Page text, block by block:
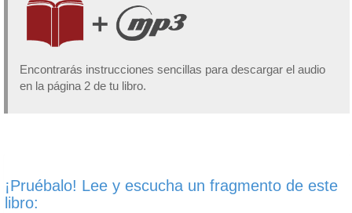
Encontrarás instrucciones sencillas para descargar el audio
en la página 2 de tu libro.
¡Pruébalo! Lee y escucha un fragmento de este
libro: